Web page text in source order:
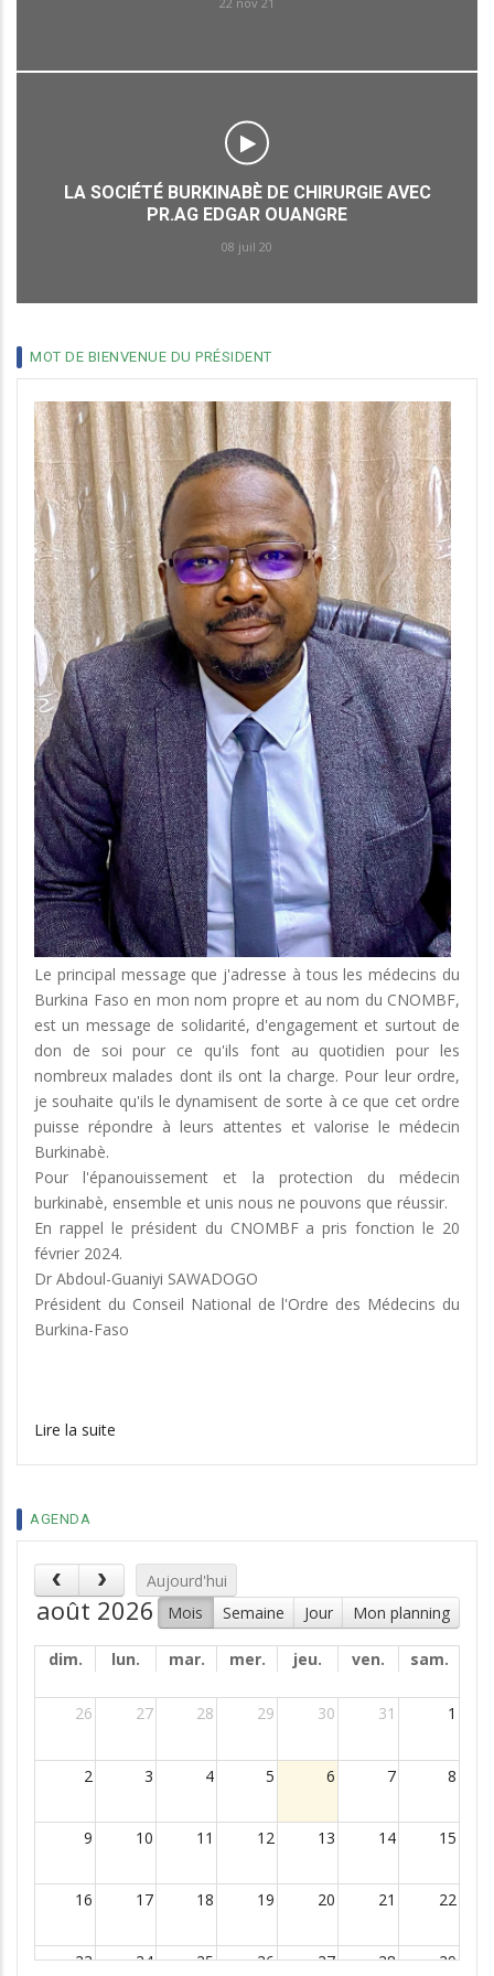
LA SOCIÉTÉ BURKINABÈ DE CHIRURGIE AVEC
PR.AG EDGAR OUANGRE
08 juil 20
MOT DE BIENVENUE DU PRÉSIDENT
Le principal message que j'adresse à tous les médecins du
Burkina Faso en mon nom propre et au nom du CNOMBF,
est un message de solidarité, d'engagement et surtout de
don de soi pour ce qu'ils font au quotidien pour les
nombreux malades dont ils ont la charge. Pour leur ordre,
je souhaite qu'ils le dynamisent de sorte à ce que cet ordre
puisse répondre à leurs attentes et valorise le médecin
Burkinabè.
Pour l'épanouissement et la protection du médecin
burkinabè, ensemble et unis nous ne pouvons que réussir.
En rappel le président du CNOMBF a pris fonction le 20
février 2024.
Dr Abdoul-Guaniyi SAWADOGO
Président du Conseil National de l'Ordre des Médecins du
Burkina-Faso
Lire la suite
AGENDA
Aujourd'hui
Mois
Semaine Jour Mon planning
août 2026
dim. lun. mar. mer. jeu. ven. sam.
26 27 28 29 30 31 1
2 3 4 5 6 7 8
9 10 11 12 13 14 15
16 17 18 19 20 21 22
23 24 25 26 27 28 29